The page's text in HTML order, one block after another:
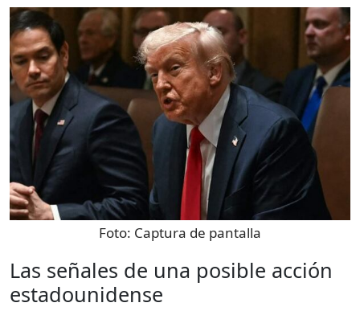
Foto: Captura de pantalla
Las señales de una posible acción
estadounidense